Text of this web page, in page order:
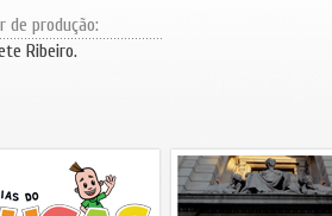
de produção:
Ribeiro.